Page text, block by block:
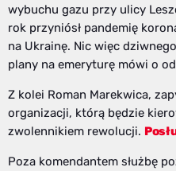
wybuchu gazu przy ulicy
rok przyniósł pandemię
na Ukrainę. Nic więc
plany na emeryturę mówi o
Z kolei Roman Marekwica,
organizacji, którą będzie
zwolennikiem rewolucji.
Poza komendantem służbę